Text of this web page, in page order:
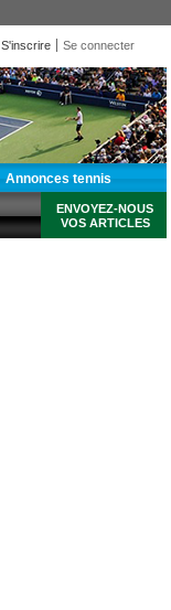
S'inscrire Se connecter
Annonces tennis
ENVOYEZ-NOUS
VOS ARTICLES